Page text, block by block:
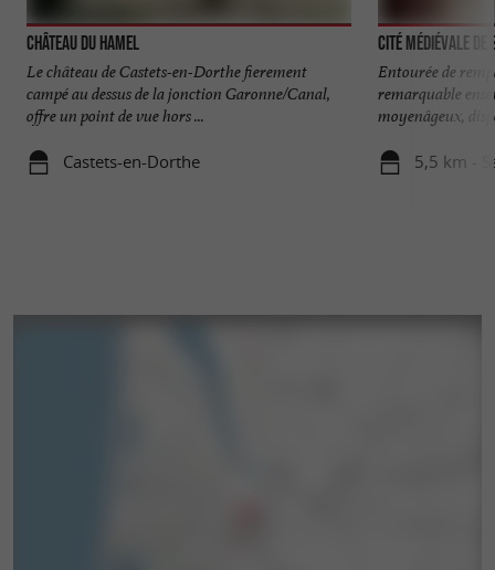
Château du Hamel
Le château de Castets-en-Dorthe fierement
campé au dessus de la jonction Garonne/Canal,
offre un point de vue hors ...
Castets-en-Dorthe
Cité médiévale
Entourée de
remarquable
moyenâgeux,
5,5 km -